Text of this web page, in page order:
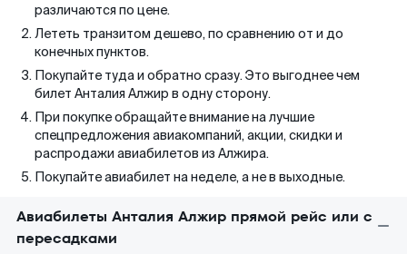
различаются по цене.
Лететь транзитом дешево, по сравнению от и до
конечных пунктов.
Покупайте туда и обратно сразу. Это выгоднее чем
билет Анталия Алжир в одну сторону.
При покупке обращайте внимание на лучшие
спецпредложения авиакомпаний, акции, скидки и
распродажи авиабилетов из Алжира.
Покупайте авиабилет на неделе, а не в выходные.
Авиабилеты Анталия Алжир прямой рейс или с
пересадками